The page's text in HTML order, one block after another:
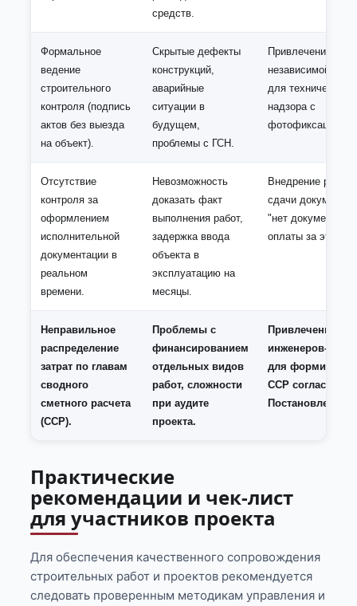
средств.
Формальное
ведение
строительного
контроля (подпись
актов без выезда
на объект).
Скрытые дефекты
конструкций,
аварийные
ситуации в
будущем,
проблемы с ГСН.
Привлечение
независимой
для технического
надзора с
фотофиксацией
Отсутствие
контроля за
оформлением
исполнительной
документации в
реальном
времени.
Невозможность
доказать факт
выполнения работ,
задержка ввода
объекта в
эксплуатацию на
месяцы.
Внедрение
сдачи
"нет документов
оплаты за этап".
Неправильное
распределение
затрат по главам
сводного
сметного расчета
(ССР).
Проблемы с
финансированием
отдельных видов
работ, сложности
при аудите
проекта.
Привлечение
инженеров-
для
ССР согласно
Постановлению
Практические
рекомендации и чек-лист
для участников проекта
Для обеспечения качественного сопровождения
строительных работ и проектов рекомендуется
следовать проверенным методикам управления и